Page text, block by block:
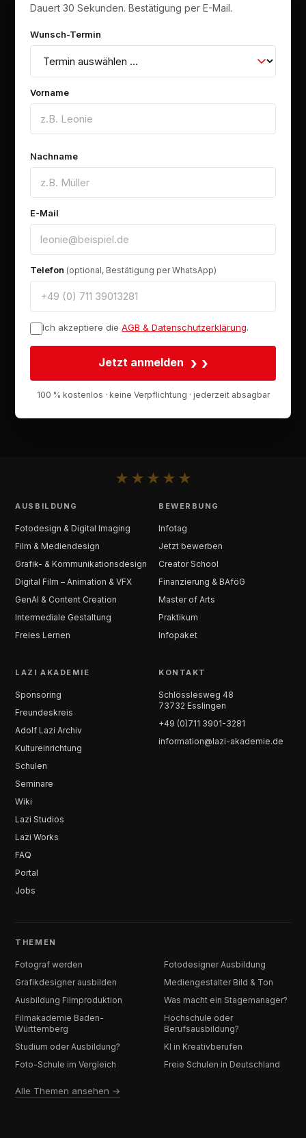
Dauert 30 Sekunden. Bestätigung per E-Mail.
Wunsch-Termin
Vorname
Nachname
E-Mail
Telefon (optional, Bestätigung per WhatsApp)
Ich akzeptiere die AGB & Datenschutzerklärung.
Jetzt anmelden ›
100 % kostenlos · keine Verpflichtung · jederzeit absagbar
★ ★ ★ ★ ★
AUSBILDUNG
Fotodesign & Digital Imaging
Film & Mediendesign
Grafik- & Kommunikationsdesign
Digital Film – Animation & VFX
GenAI & Content Creation
Intermediale Gestaltung
Freies Lernen
BEWERBUNG
Infotag
Jetzt bewerben
Creator School
Finanzierung & BAföG
Master of Arts
Praktikum
Infopaket
LAZI AKADEMIE
Sponsoring
Freundeskreis
Adolf Lazi Archiv
Kultureinrichtung
Schulen
Seminare
Wiki
Lazi Studios
Lazi Works
FAQ
Portal
Jobs
KONTAKT
Schlösslesweg 48
73732 Esslingen
+49 (0)711 3901-3281
information@lazi-akademie.de
THEMEN
Fotograf werden
Fotodesigner Ausbildung
Grafikdesigner ausbilden
Mediengestalter Bild & Ton
Ausbildung Filmproduktion
Was macht ein Stagemanager?
Filmakademie Baden-
Württemberg
Hochschule oder
Berufsausbildung?
Studium oder Ausbildung?
KI in Kreativberufen
Foto-Schule im Vergleich
Freie Schulen in Deutschland
Alle Themen ansehen →